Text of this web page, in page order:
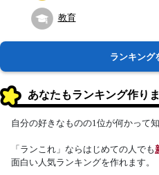
教育
ランキング
あなたもランキング作り
自分の好きなものの1位が何かって
「ランこれ」ならはじめての人でも
面白い人気ランキングを作れます。